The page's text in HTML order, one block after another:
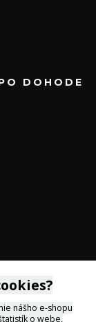
DOHODE
nášho e-shopu
o webe,